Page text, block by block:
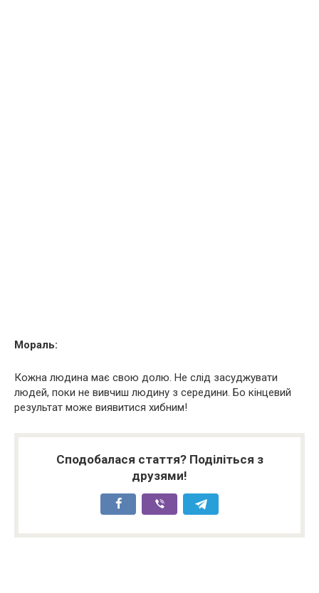
Мораль:
Кожна людина має свою долю. Не слід засуджувати
людей, поки не вивчиш людину з середини. Бо кінцевий
результат може виявитися хибним!
Сподобалася стаття? Поділіться з
друзями!